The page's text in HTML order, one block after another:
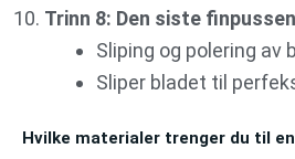
Trinn 8: Den siste finpussen
Sliping og polering av
Sliper bladet til
Hvilke materialer trenger du til